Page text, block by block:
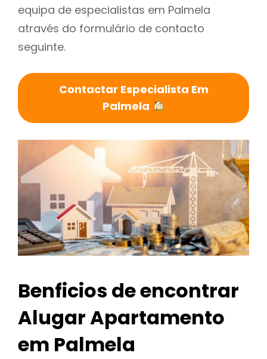
equipa de especialistas em Palmela
através do formulário de contacto
seguinte.
Contactar Especialista Em
Palmela
Benficios de encontrar
Alugar Apartamento
em Palmela